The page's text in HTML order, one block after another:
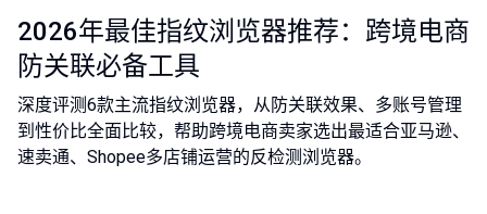
2026年最佳指纹浏览器推荐：跨境电商
防关联必备工具
深度评测6款主流指纹浏览器，从防关联效果、多账号管理
到性价比全面比较，帮助跨境电商卖家选出最适合亚马逊、
速卖通、Shopee多店铺运营的反检测浏览器。